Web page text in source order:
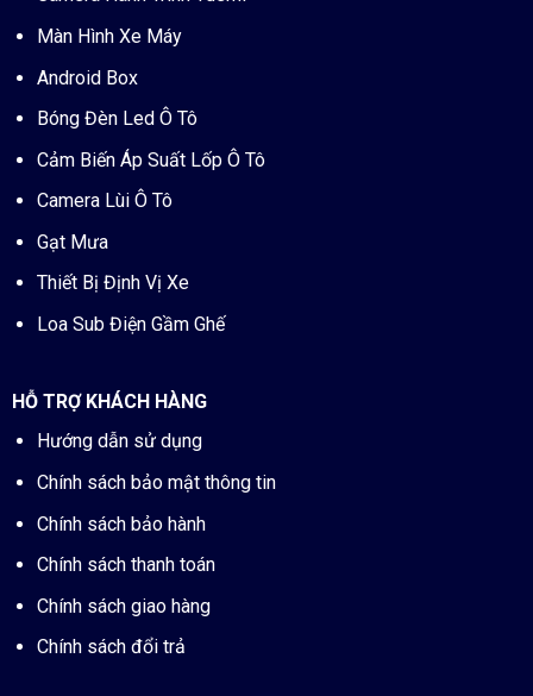
Màn Hình Xe Máy
Android Box
Bóng Đèn Led Ô Tô
Cảm Biến Áp Suất Lốp Ô Tô
Camera Lùi Ô Tô
Gạt Mưa
Thiết Bị Định Vị Xe
Loa Sub Điện Gầm Ghế
HỖ TRỢ KHÁCH HÀNG
Hướng dẫn sử dụng
Chính sách bảo mật thông tin
Chính sách bảo hành
Chính sách thanh toán
Chính sách giao hàng
Chính sách đổi trả